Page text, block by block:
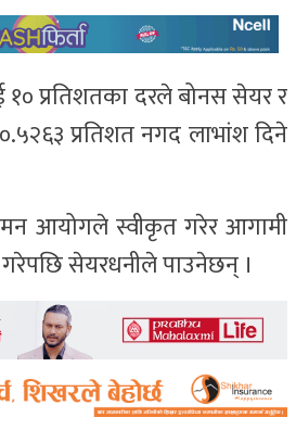
प्रतिशतका दरले बोनस सेयर र
प्रतिशत नगद लाभांश दिने
आयोगले स्वीकृत गरेर आगामी
सेयरधनीले पाउनेछन् ।